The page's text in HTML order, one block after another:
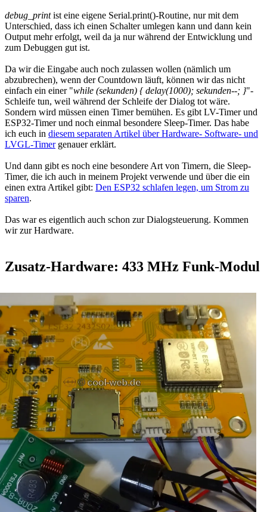
debug_printist eine eigene Serial.print()-Routine, nur mit dem
Unterschied, dass ich einen Schalter umlegen kann und dann kein
Output mehr erfolgt, weil da ja nur während der Entwicklung und
zum Debuggen gut ist.
Da wir die Eingabe auch noch zulassen wollen (nämlich um
abzubrechen), wenn der Countdown läuft, können wir das nicht
einfach ein einer "while (sekunden) { delay(1000); sekunden--; }"-
Schleife tun, weil während der Schleife der Dialog tot wäre.
Sondern wird müssen einen Timer bemühen. Es gibt LV-Timer und
ESP32-Timer und noch einmal besondere Sleep-Timer. Das habe
ich euch in diesem separaten Artikel über Hardware- Software- und
LVGL-Timergenauer erklärt.
Und dann gibt es noch eine besondere Art von Timern, die Sleep-
Timer, die ich auch in meinem Projekt verwende und über die ein
einen extra Artikel gibt: Den ESP32 schlafen legen, um Strom zu
sparen.
Das war es eigentlich auch schon zur Dialogsteuerung. Kommen
wir zur Hardware.
Zusatz-Hardware: 433 MHz Funk-Modul